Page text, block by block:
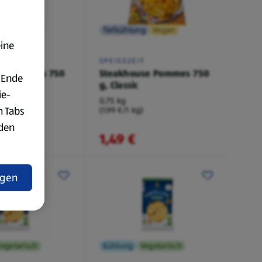
Pommes 750
Tiefkühlung Vegan
SPEISEZEIT
Steakhouse Pommes 750
g, Classic
0,75 kg
(1,99 €/1 kg)
1,49 €
Kühlung Vegetarisch